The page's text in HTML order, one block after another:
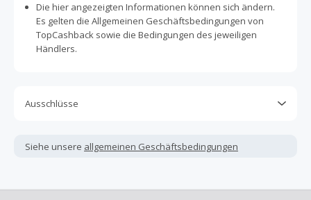
Die hier angezeigten Informationen können sich ändern.
Es gelten die Allgemeinen Geschäftsbedingungen von
TopCashback sowie die Bedingungen des jeweiligen
Händlers.
Ausschlüsse
andere Sparprogramme verwendet werden, die nicht
ausdrücklich auf dieser Händlerseite von TopCashback
Kein Cashback für den Kauf von Geschenkgutscheinen
Siehe unsere allgemeinen Geschäftsbedingungen